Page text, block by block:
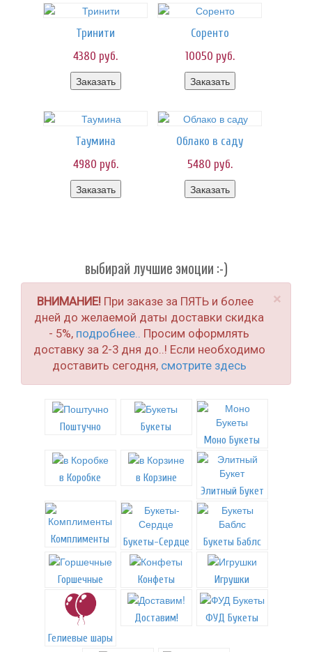
Тринити
4380 руб.
Заказать
Соренто
10050 руб.
Заказать
Таумина
4980 руб.
Заказать
Облако в саду
5480 руб.
Заказать
выбирай лучшие эмоции :-)
×
ВНИМАНИЕ! При заказе за ПЯТЬ и более
дней до желаемой даты доставки скидка
- 5%, подробнее.. Просим оформлять
доставку за 2-3 дня до..! Если необходимо
доставить сегодня, смотрите здесь
Поштучно
Букеты
Моно Букеты
в Коробке
в Корзине
Элитный Букет
Комплименты Букеты-Сердце Букеты Баблс
Горшечные Конфеты Игрушки
Гелиевые шары
Доставим! ФУД Букеты